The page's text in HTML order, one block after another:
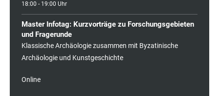
18:00 - 19:00 Uhr
Master Infotag: Kurzvorträge zu Forschungsgebieten
und Fragerunde
Klassische Archäologie zusammen mit Byzatinische
Archäologie und Kunstgeschichte
Online